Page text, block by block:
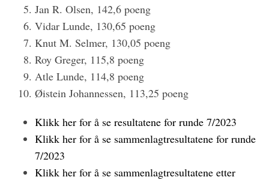
Jan R. Olsen, 142,6 poeng
Vidar Lunde, 130,65 poeng
Knut M. Selmer, 130,05 poeng
Roy Greger, 115,8 poeng
Atle Lunde, 114,8 poeng
Øistein Johannessen, 113,25 poeng
Klikk her for å se resultatene for runde 7/2023
Klikk her for å se sammenlagtresultatene for runde
7/2023
Klikk her for å se sammenlagtresultatene etter